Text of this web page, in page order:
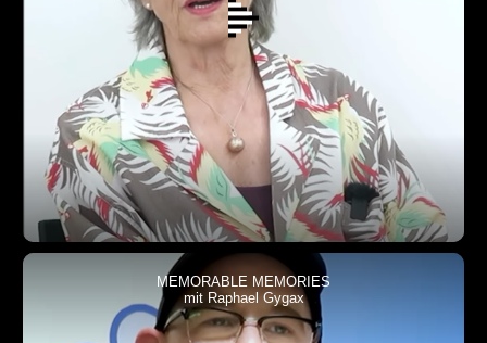
MEMORABLE MEMORIES
mit Raphael Gygax